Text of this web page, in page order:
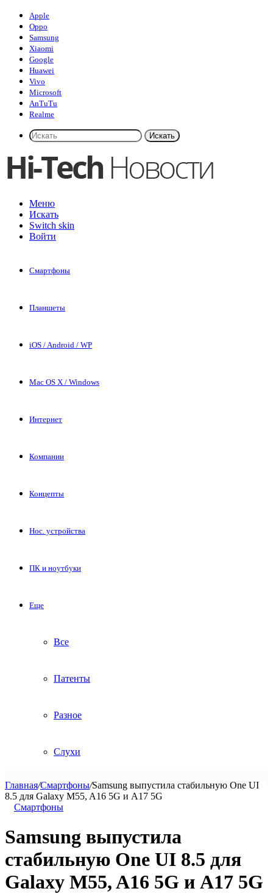
Apple
Oppo
Samsung
Xiaomi
Google
Huawei
Vivo
Microsoft
AnTuTu
Realme
Искать
Меню
Искать
Switch skin
Войти
Смартфоны
Планшеты
iOS / Android / WP
Mac OS X / Windows
Интернет
Компании
Концепты
Нос. устройства
ПК и ноутбуки
Еще
Все
Патенты
Разное
Слухи
Главная/Смартфоны/Samsung выпустила стабильную One UI
8.5 для Galaxy M55, A16 5G и A17 5G
Смартфоны
Samsung выпустила
стабильную One UI 8.5 для
Galaxy M55, A16 5G и A17 5G